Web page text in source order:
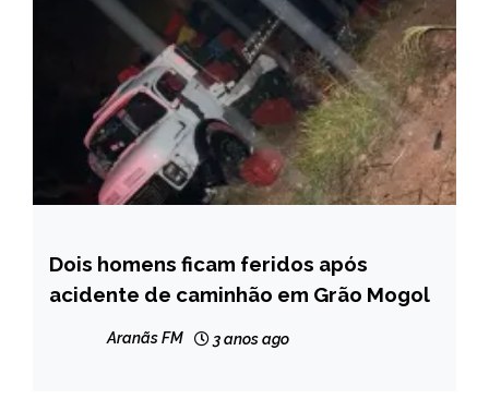
CAPELINHA
MINAS
Dois homens ficam feridos após
acidente de caminhão em Grão Mogol
Aranãs FM 3 anos ago